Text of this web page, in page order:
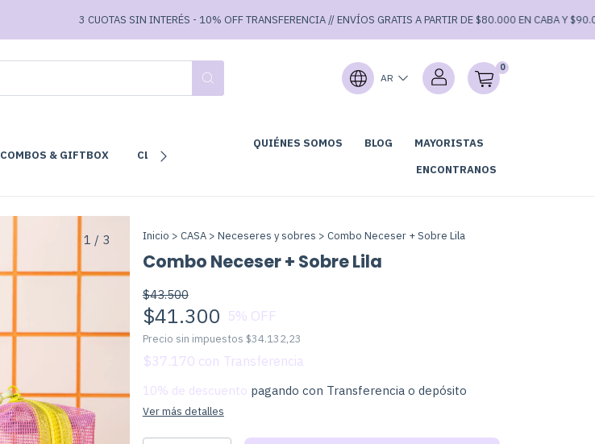
3 CUOTAS SIN INTERÉS - 10% OFF TRANSFERENCIA // ENVÍOS GRATIS A PARTIR DE $80.000 EN CABA Y $90.000
AR
0
COMBOS & GIFTBOX CLUB DE LECTURA
QUIÉNES SOMOS BLOG
MAYORISTAS
ENCONTRANOS
1 / 3 Inicio > CASA > Neceseres y sobres > Combo Neceser + Sobre Lila
Combo Neceser + Sobre Lila
$43.500
$41.300 5% OFF
Precio sin impuestos $34.132,23
$37.170 con
10% de descuento pagando con Transferencia o depósito
Ver más detalles